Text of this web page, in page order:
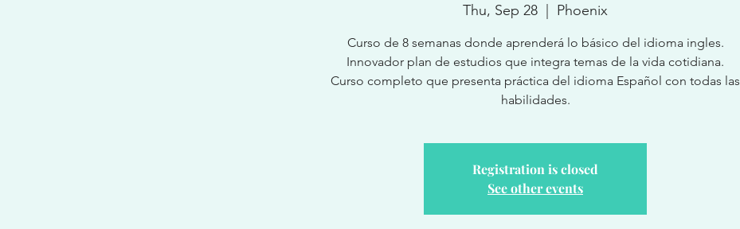
Thu, Sep 28 Phoenix
Curso de 8 semanas donde aprenderá lo básico del idioma ingles.
Innovador plan de estudios que integra temas de la vida cotidiana.
Curso completo que presenta práctica del idioma Español con todas las
habilidades.
Registration is closed
See other events